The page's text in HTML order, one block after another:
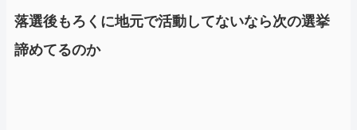
落選後もろくに地元で活動してないなら次の選挙
諦めてるのか